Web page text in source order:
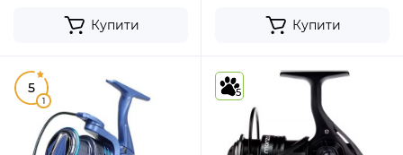
Купити Купити
5
1
5